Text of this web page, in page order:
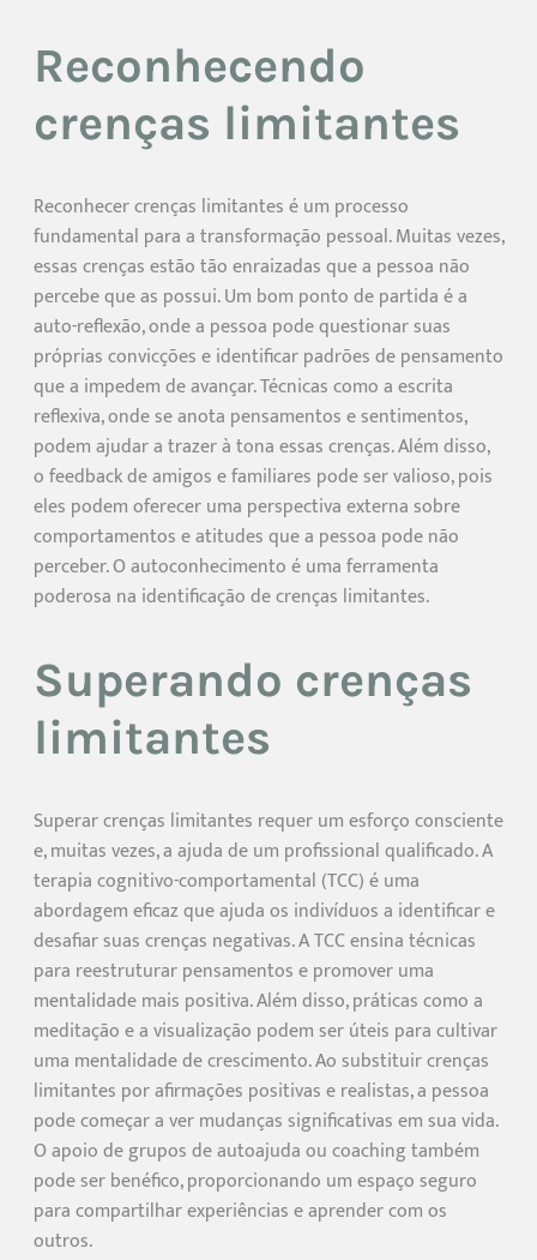
Reconhecendo
crenças limitantes
Reconhecer crenças limitantes é um processo
fundamental para a transformação pessoal. Muitas vezes,
essas crenças estão tão enraizadas que a pessoa não
percebe que as possui. Um bom ponto de partida é a
auto-reflexão, onde a pessoa pode questionar suas
próprias convicções e identificar padrões de pensamento
que a impedem de avançar. Técnicas como a escrita
reflexiva, onde se anota pensamentos e sentimentos,
podem ajudar a trazer à tona essas crenças. Além disso,
o feedback de amigos e familiares pode ser valioso, pois
eles podem oferecer uma perspectiva externa sobre
comportamentos e atitudes que a pessoa pode não
perceber. O autoconhecimento é uma ferramenta
poderosa na identificação de crenças limitantes.
Superando crenças
limitantes
Superar crenças limitantes requer um esforço consciente
e, muitas vezes, a ajuda de um profissional qualificado. A
terapia cognitivo-comportamental (TCC) é uma
abordagem eficaz que ajuda os indivíduos a identificar e
desafiar suas crenças negativas. A TCC ensina técnicas
para reestruturar pensamentos e promover uma
mentalidade mais positiva. Além disso, práticas como a
meditação e a visualização podem ser úteis para cultivar
uma mentalidade de crescimento. Ao substituir crenças
limitantes por afirmações positivas e realistas, a pessoa
pode começar a ver mudanças significativas em sua vida.
O apoio de grupos de autoajuda ou coaching também
pode ser benéfico, proporcionando um espaço seguro
para compartilhar experiências e aprender com os
outros.